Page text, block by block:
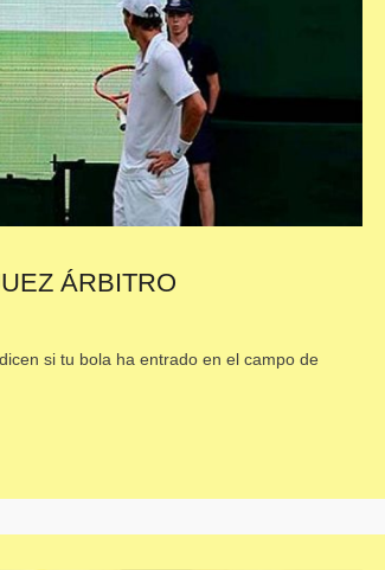
ÁRBITRO
si tu bola ha entrado en el campo de